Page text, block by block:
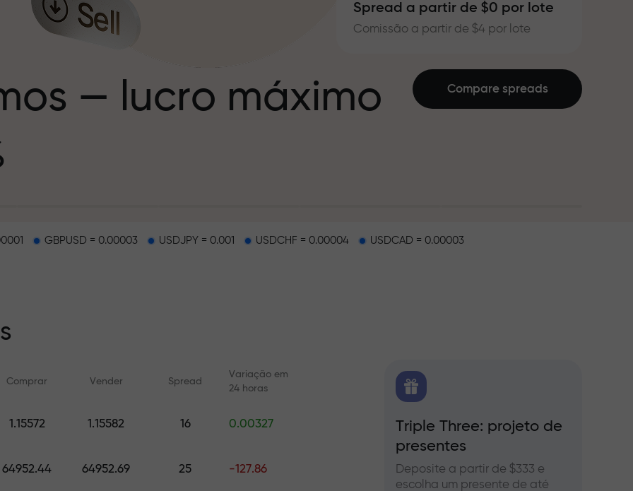
Spread a partir de $0 por lote
Comissão a partir de $4 por lote
— lucro máximo
estrada
exclusiva de
Compare spreads
GBPUSD = 0.00003 USDJPY = 0.001 USDCHF = 0.00004 USDCAD = 0.00003
Comprar Vender Spread
Variação em
24 horas
1.15572 1.15582 16 0.00327
64952.44 64952.69 25 -127.86
Cursos online
cursos e webinars para todos
Análises com FX.CO
cripto e futuros
Triple Three: projeto de
presentes
Deposite a partir de $333 e
escolha um presente de até